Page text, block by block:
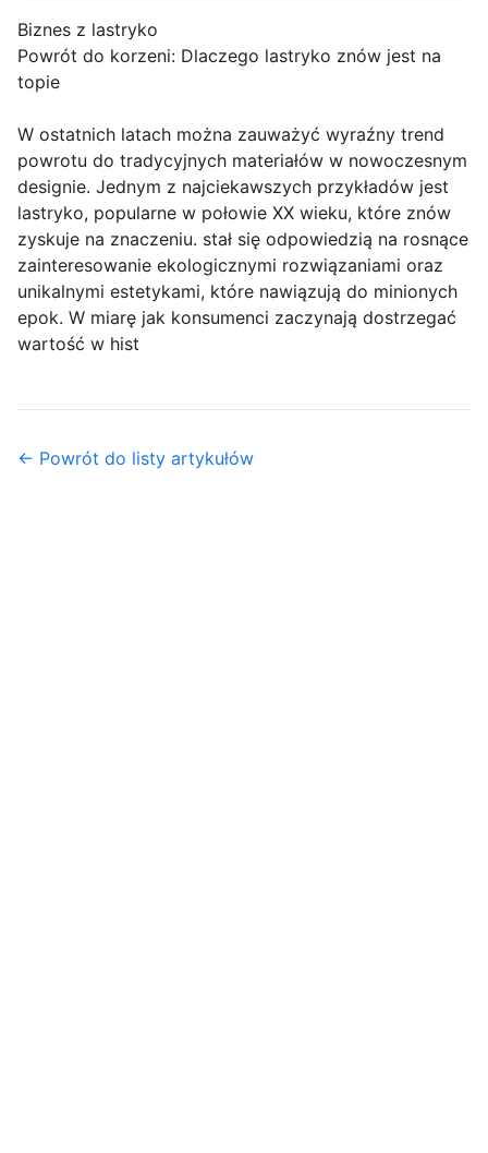
Biznes z lastryko
Powrót do korzeni: Dlaczego lastryko znów jest na
topie
W ostatnich latach można zauważyć wyraźny trend
powrotu do tradycyjnych materiałów w nowoczesnym
designie. Jednym z najciekawszych przykładów jest
lastryko, popularne w połowie XX wieku, które znów
zyskuje na znaczeniu. stał się odpowiedzią na rosnące
zainteresowanie ekologicznymi rozwiązaniami oraz
unikalnymi estetykami, które nawiązują do minionych
epok. W miarę jak konsumenci zaczynają dostrzegać
wartość w hist
← Powrót do listy artykułów